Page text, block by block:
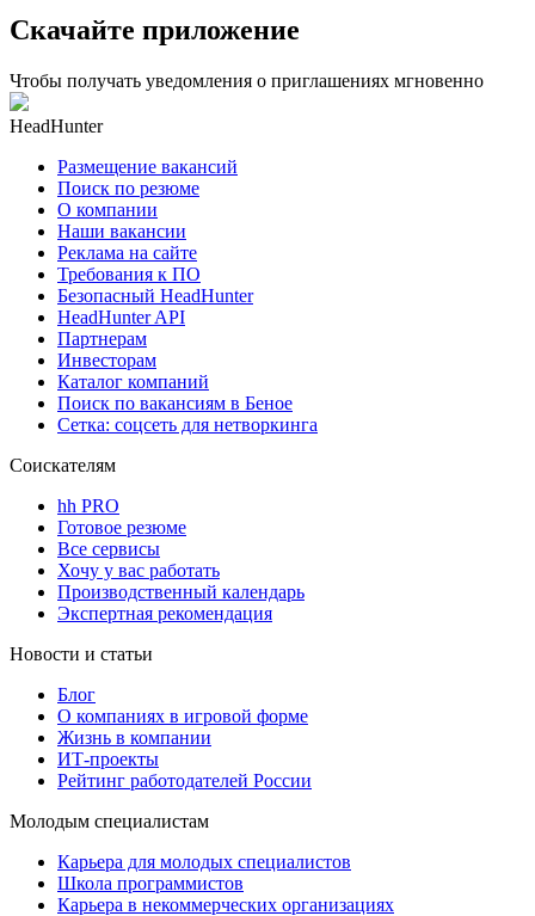
Скачайте приложение
Чтобы получать уведомления о приглашениях мгновенно
HeadHunter
Размещение вакансий
Поиск по резюме
О компании
Наши вакансии
Реклама на сайте
Требования к ПО
Безопасный HeadHunter
HeadHunter API
Партнерам
Инвесторам
Каталог компаний
Поиск по вакансиям в Беное
Сетка: соцсеть для нетворкинга
Соискателям
hh PRO
Готовое резюме
Все сервисы
Хочу у вас работать
Производственный календарь
Экспертная рекомендация
Новости и статьи
Блог
О компаниях в игровой форме
Жизнь в компании
ИТ-проекты
Рейтинг работодателей России
Молодым специалистам
Карьера для молодых специалистов
Школа программистов
Карьера в некоммерческих организациях